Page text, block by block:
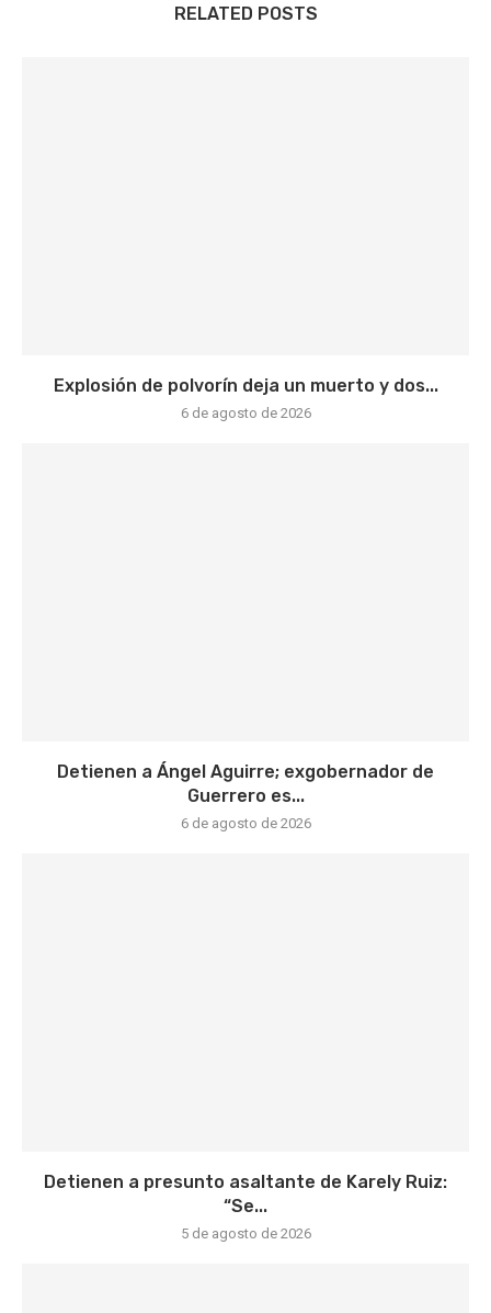
RELATED POSTS
Explosión de polvorín deja un muerto y dos...
6 de agosto de 2026
Detienen a Ángel Aguirre; exgobernador de
Guerrero es...
6 de agosto de 2026
Detienen a presunto asaltante de Karely Ruiz:
“Se...
5 de agosto de 2026